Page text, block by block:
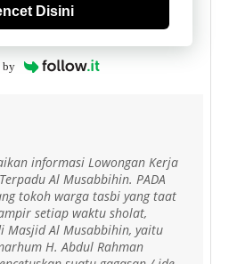
Disini
by
informasi Lowongan Kerja
Al Musabbihin. PADA
tokoh warga tasbi yang taat
setiap waktu sholat,
Masjid Al Musabbihin, yaitu
H. Abdul Rahman